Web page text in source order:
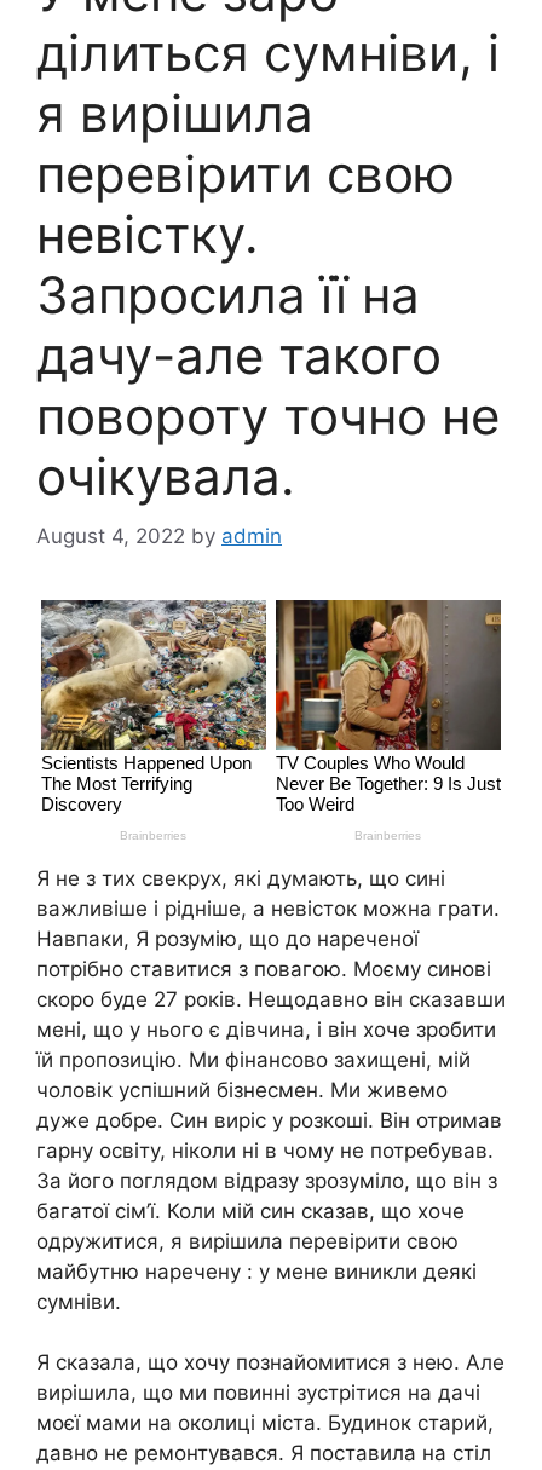
ділиться сумніви, і
я вирішила
перевірити свою
невістку.
Запросила її на
дачу-але такого
повороту точно не
очікувала.
August 4, 2022 by admin
Я не з тих свекрух, які думають, що сині
важливіше і рідніше, а невісток можна грати.
Навпаки, Я розумію, що до нареченої
потрібно ставитися з повагою. Моєму синові
скоро буде 27 років. Нещодавно він сказавши
мені, що у нього є дівчина, і він хоче зробити
їй пропозицію. Ми фінансово захищені, мій
чоловік успішний бізнесмен. Ми живемо
дуже добре. Син виріс у розкоші. Він отримав
гарну освіту, ніколи ні в чому не потребував.
За його поглядом відразу зрозуміло, що він з
багатої сім’ї. Коли мій син сказав, що хоче
одружитися, я вирішила перевірити свою
майбутню наречену : у мене виникли деякі
сумніви.
Я сказала, що хочу познайомитися з нею. Але
вирішила, що ми повинні зустрітися на дачі
моєї мами на околиці міста. Будинок старий,
давно не ремонтувався. Я поставила на стіл